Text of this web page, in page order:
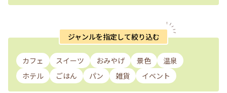
ジャンルを指定して絞り込む
カフェ スイーツ おみやげ 景色
温泉
ホテル
ごはん パン 雑貨 イベント